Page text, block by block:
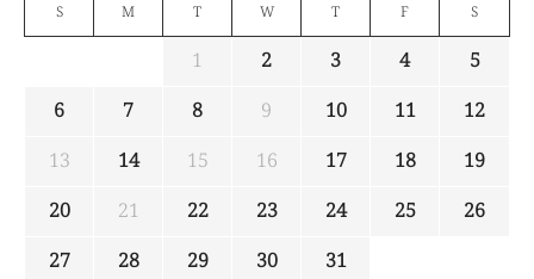
S M T W T F S
1 2 3 4
5
6
7 8 9 10 11
12
13
14 15 16 17 18
19
20
21 22 23 24 25
26
27
28 29 30
31